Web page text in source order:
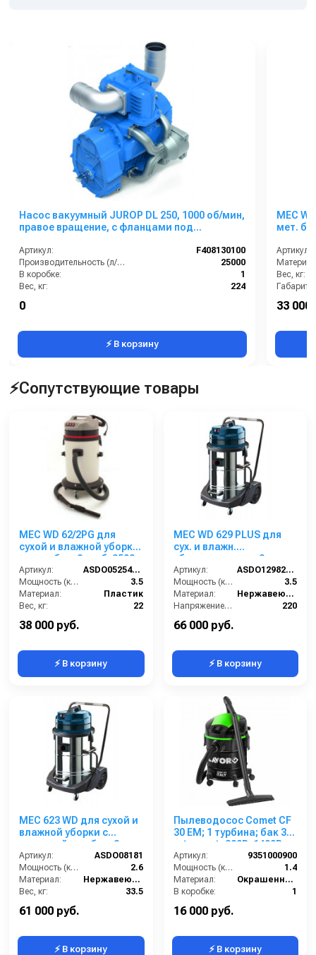
Насос вакуумный JUROP DL 250, 1000 об/мин,
правое вращение, c фланцами под
Артикул:
F408130100
Производительность (л/мин):
25000
В коробке:
1
Вес, кг:
224
Расход воздуха, м3:
0
⚡ В корзину
MEC
мет.
Артикул:
Вес, кг:
Объём, л:
33 000
⚡Сопутствующие товары
MEC WD 62/2PG для
сухой и влажной уборки
пласт. бак, 3 турб, 3500
Вт, 62 л.гараж. комп.
Артикул:
ASDO0525400/ EUR 440 S/XP
Мощность (кВт):
3.5
Материал:
Пластик
Вес, кг:
22
Габаритные размеры, мм:
38 000 руб.
⚡ В корзину
MEC WD 629 PLUS для
сух. и влажн.
уборки,тележка, 3
турб,3500
Вт,78л,Floymix,полн.
компл.
Артикул:
ASDO12982/MEC 629 FM
Мощность (кВт):
3.5
Материал:
Нержавеющая сталь
Напряжение, В:
220
66 000 руб.
⚡ В корзину
MEC 623 WD для сухой и
влажной уборки с
тележкой опр.бак, 2
турб, 2600 Вт, 78 л.
полн.компл.
Артикул:
ASDO08181
Мощность (кВт):
2.6
Материал:
Нержавеющая сталь
Вес, кг:
33.5
61 000 руб.
⚡ В корзину
Пылеводосос Comet CF
30 EM; 1 турбина; бак 30
л (сталь); 220В; 1400Вт с
розеткой для
инструмента
Артикул:
9351000900
Мощность (кВт):
1.4
Материал:
Окрашенная сталь
В коробке:
1
16 000 руб.
⚡ В корзину